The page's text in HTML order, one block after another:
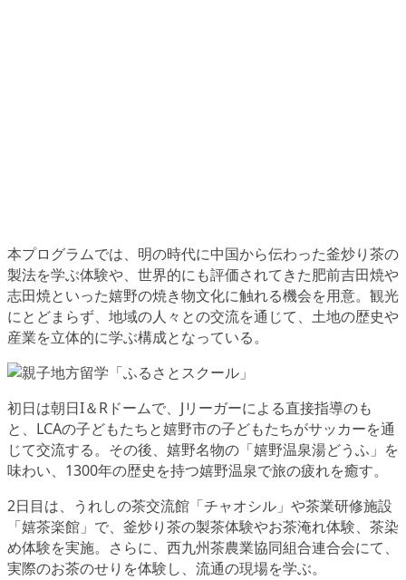
本プログラムでは、明の時代に中国から伝わった釜炒り茶の
製法を学ぶ体験や、世界的にも評価されてきた肥前吉田焼や
志田焼といった嬉野の焼き物文化に触れる機会を用意。観光
にとどまらず、地域の人々との交流を通じて、土地の歴史や
産業を立体的に学ぶ構成となっている。
初日は朝日I＆Rドームで、Jリーガーによる直接指導のも
と、LCAの子どもたちと嬉野市の子どもたちがサッカーを通
じて交流する。その後、嬉野名物の「嬉野温泉湯どうふ」を
味わい、1300年の歴史を持つ嬉野温泉で旅の疲れを癒す。
2日目は、うれしの茶交流館「チャオシル」や茶業研修施設
「嬉茶楽館」で、釜炒り茶の製茶体験やお茶淹れ体験、茶染
め体験を実施。さらに、西九州茶農業協同組合連合会にて、
実際のお茶のせりを体験し、流通の現場を学ぶ。